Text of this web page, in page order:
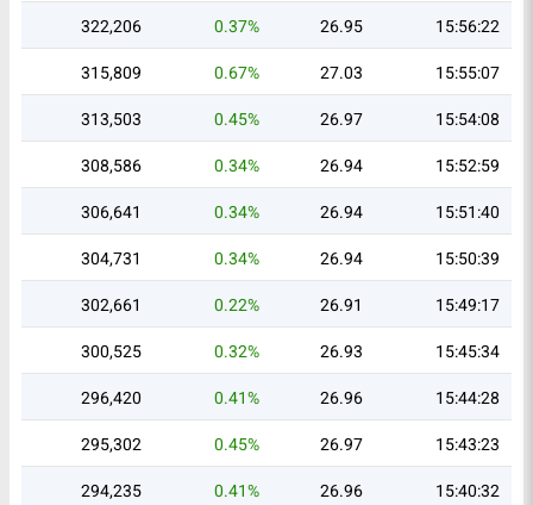
15:56:22
26.95
0.37%
322,206
15:55:07
27.03
0.67%
315,809
15:54:08
26.97
0.45%
313,503
15:52:59
26.94
0.34%
308,586
15:51:40
26.94
0.34%
306,641
15:50:39
26.94
0.34%
304,731
15:49:17
26.91
0.22%
302,661
15:45:34
26.93
0.32%
300,525
15:44:28
26.96
0.41%
296,420
15:43:23
26.97
0.45%
295,302
15:40:32
26.96
0.41%
294,235